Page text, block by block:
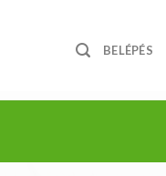
BELÉPÉS